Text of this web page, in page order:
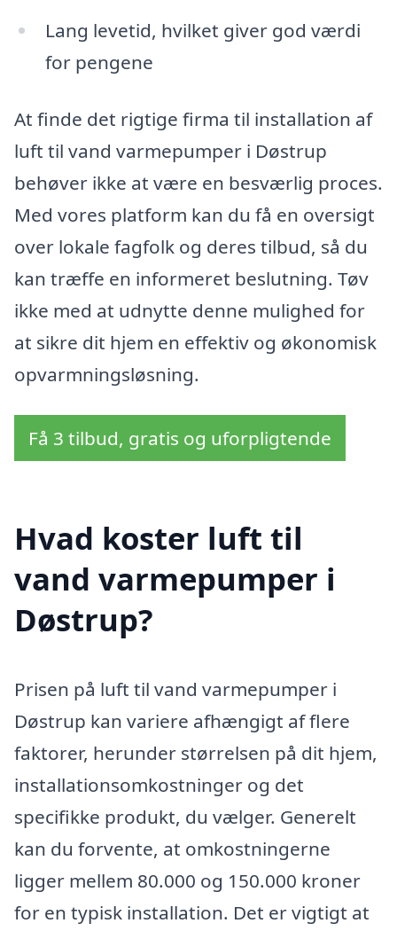
Lang levetid, hvilket giver god værdi
for pengene
At finde det rigtige firma til installation af
luft til vand varmepumper i Døstrup
behøver ikke at være en besværlig proces.
Med vores platform kan du få en oversigt
over lokale fagfolk og deres tilbud, så du
kan træffe en informeret beslutning. Tøv
ikke med at udnytte denne mulighed for
at sikre dit hjem en effektiv og økonomisk
opvarmningsløsning.
Få 3 tilbud, gratis og uforpligtende
Hvad koster luft til
vand varmepumper i
Døstrup?
Prisen på luft til vand varmepumper i
Døstrup kan variere afhængigt af flere
faktorer, herunder størrelsen på dit hjem,
installationsomkostninger og det
specifikke produkt, du vælger. Generelt
kan du forvente, at omkostningerne
ligger mellem 80.000 og 150.000 kroner
for en typisk installation. Det er vigtigt at